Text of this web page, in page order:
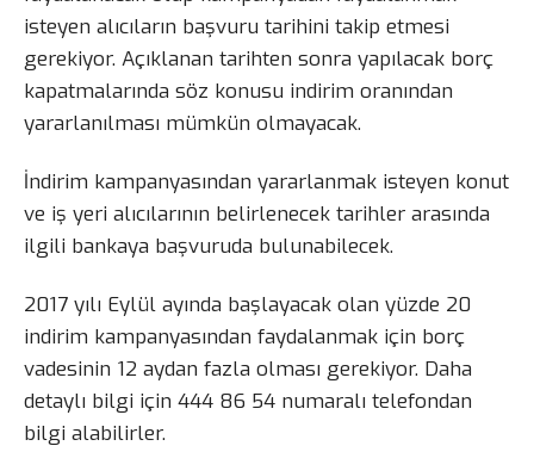
isteyen alıcıların başvuru tarihini takip etmesi
gerekiyor. Açıklanan tarihten sonra yapılacak borç
kapatmalarında söz konusu indirim oranından
yararlanılması mümkün olmayacak.
İndirim kampanyasından yararlanmak isteyen konut
ve iş yeri alıcılarının belirlenecek tarihler arasında
ilgili bankaya başvuruda bulunabilecek.
2017 yılı Eylül ayında başlayacak olan yüzde 20
indirim kampanyasından faydalanmak için borç
vadesinin 12 aydan fazla olması gerekiyor. Daha
detaylı bilgi için 444 86 54 numaralı telefondan
bilgi alabilirler.